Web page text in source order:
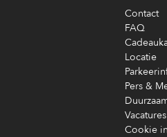
Contact
FAQ
Locatie
Pers &
Vacatures
Cookie